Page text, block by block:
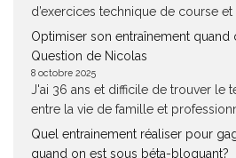
d’exercices technique de course et
Optimiser son entraînement
Question de Nicolas
8 octobre 2025
J'ai 36 ans et difficile de trouver le
entre la vie de famille et
Quel entrainement réaliser pour
quand on est sous béta-bloquant?